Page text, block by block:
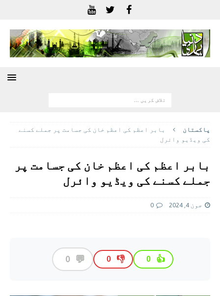
پاکستان
بابر اعظم کی اعظم خان کی جسامت پر جملے کسنے
کی ویڈیو وائرل
بابر اعظم کی اعظم خان کی جسامت پر
جملے کسنے کی ویڈیو وائرل
جون 4, 2024 0
👍
0
👎
0
💬
0